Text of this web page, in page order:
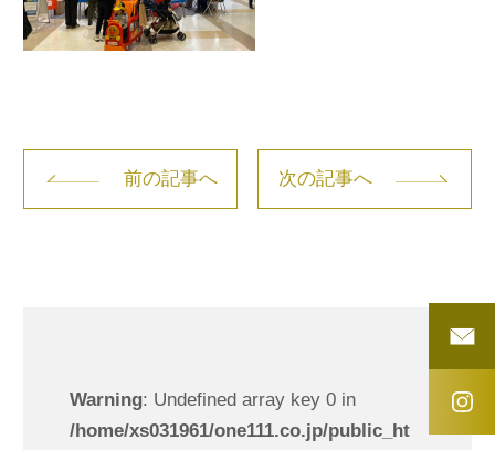
前の記事へ 次の記事へ
Warning: Undefined array key 0 in
/home/xs031961/one111.co.jp/public_ht